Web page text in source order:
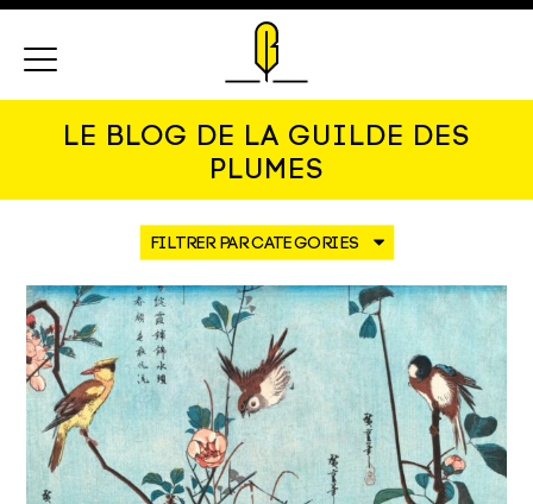
LE BLOG DE LA GUILDE DES
PLUMES